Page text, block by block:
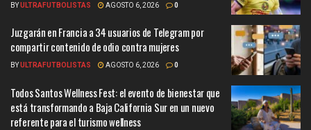
BYULTRAFUTBOLISTAS AGOSTO 6, 2026 0
Juzgarán en Francia a 34 usuarios de Telegram por
compartir contenido de odio contra mujeres
BYULTRAFUTBOLISTAS AGOSTO 6, 2026 0
Todos Santos Wellness Fest: el evento de bienestar que
está transformando a Baja California Sur en un nuevo
referente para el turismo wellness